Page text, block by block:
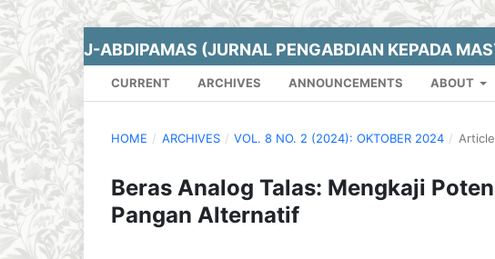
J-ABDIPAMAS (JURNAL PENGABDIAN KEPADA
CURRENT ARCHIVES ANNOUNCEMENTS ABOUT
HOME / ARCHIVES / VOL. 8 NO. 2 (2024): OKTOBER 2024 /
Beras Analog Talas: Mengkaji
Pangan Alternatif